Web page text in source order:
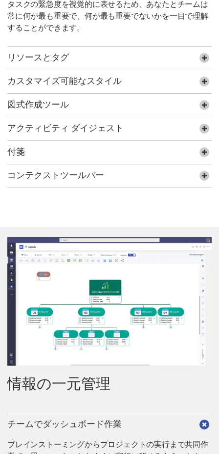
タスクの緊急度を視覚的に表せるため、あなたとチームは
常に何が最も重要で、何が最も重要でないかを一目で理解
することができます。
リソースとタグ
カスタマイズ可能なスタイル
図式作成ツール
アクティビティ ダイジェスト
付箋
コンテクストツールバー
情報の一元管理
チームでダッシュボード作業
ブレインストーミングからプロジェクトの実行まで共同作